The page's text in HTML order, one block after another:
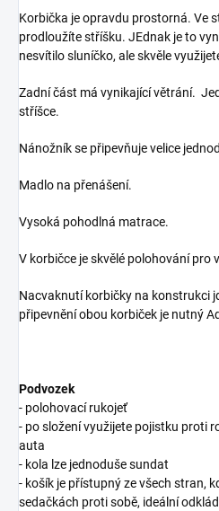
Korbička je opravdu prostorná. Ve
prodloužíte stříšku. JEdnak je to
nesvítilo sluníčko, ale skvěle
Zadní část má vynikající větrání.
stříšce.
Nánožník se připevňuje velice
Madlo na přenášení.
Vysoká pohodlná matrace.
V korbičce je skvělé polohování pro
Nacvaknutí korbičky na konstrukci
připevnění obou korbiček je nutný
Podvozek
- polohovací rukojeť
- po složení využijete pojistku proti
auta
- kola lze jednoduše sundat
- košík je přístupný ze všech stran,
sedačkách proti sobě, ideální